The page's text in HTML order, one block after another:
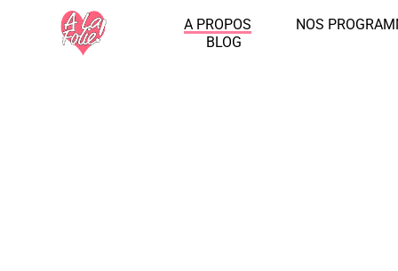
A PROPOS NOS
BLOG